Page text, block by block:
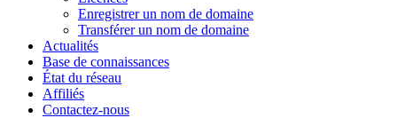
Enregistrer un nom de domaine
Transférer un nom de domaine
Actualités
Base de connaissances
État du réseau
Affiliés
Contactez-nous